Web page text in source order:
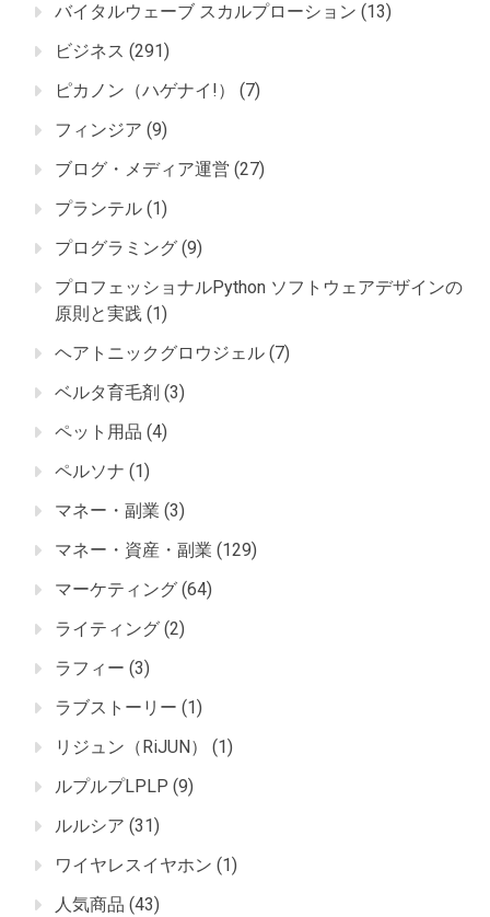
バイタルウェーブ スカルプローション (13)
ビジネス (291)
ピカノン（ハゲナイ!）
(7)
フィンジア (9)
ブログ・メディア運営 (27)
プランテル (1)
プログラミング (9)
プロフェッショナルPython ソフトウェアデザインの
原則と実践 (1)
ヘアトニックグロウジェル (7)
ベルタ育毛剤 (3)
ペット用品 (4)
ペルソナ (1)
マネー・副業 (3)
マネー・資産・副業 (129)
マーケティング (64)
ライティング (2)
ラフィー (3)
ラブストーリー (1)
リジュン（RiJUN）
(1)
ルプルプLPLP (9)
ルルシア (31)
ワイヤレスイヤホン (1)
人気商品 (43)